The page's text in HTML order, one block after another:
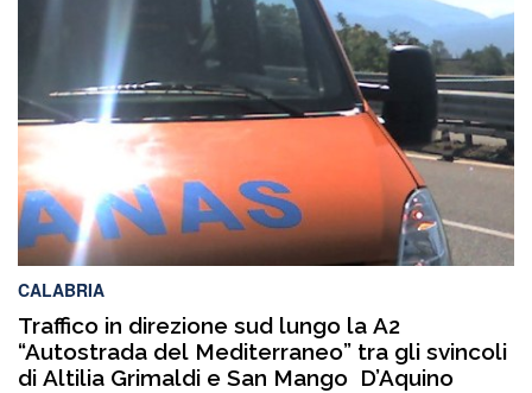
CALABRIA
Traffico in direzione sud lungo la A2
“Autostrada del Mediterraneo” tra gli svincoli
di Altilia Grimaldi e San Mango D’Aquino